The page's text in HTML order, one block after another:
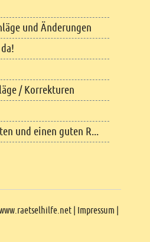
| Impressum |
und Änderungen
/ Korrekturen
und einen guten R...